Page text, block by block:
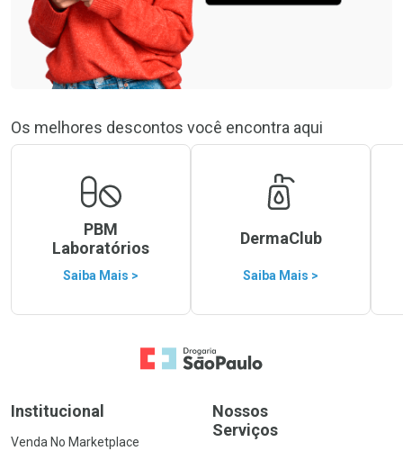
Os melhores descontos você encontra aqui
PBM
Laboratórios
Saiba Mais >
DermaClub
Saiba Mais >
Ir para a Home
Institucional
Venda No Marketplace
Nossos
Serviços